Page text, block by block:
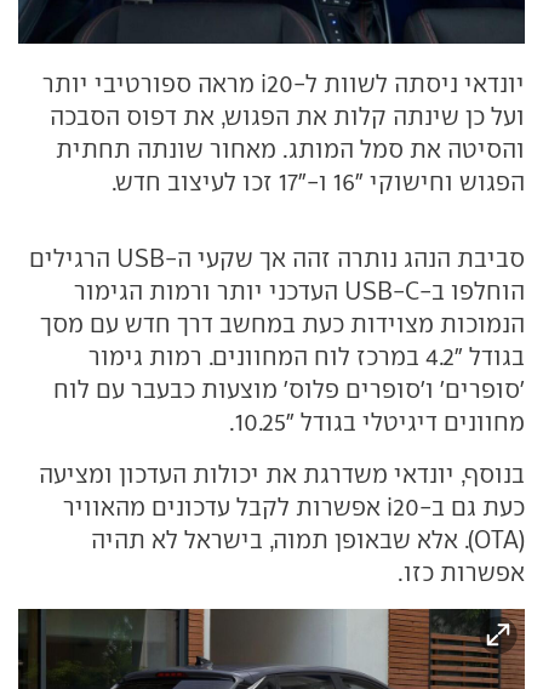
יונדאי ניסתה לשוות ל-i20 מראה ספורטיבי יותר
ועל כן שינתה קלות את הפגוש, את דפוס הסבכה
והסיטה את סמל המותג. מאחור שונתה תחתית
הפגוש וחישוקי "16 ו-"17 זכו לעיצוב חדש.
סביבת הנהג נותרה זהה אך שקעי ה-USB הרגילים
הוחלפו ב-USB-C העדכני יותר ורמות הגימור
הנמוכות מצוידות כעת במחשב דרך חדש עם מסך
בגודל "4.2 במרכז לוח המחוונים. רמות גימור
'סופרים' ו'סופרים פלוס' מוצעות כבעבר עם לוח
מחוונים דיגיטלי בגודל "10.25.
בנוסף, יונדאי משדרגת את יכולות העדכון ומציעה
כעת גם ב-i20 אפשרות לקבל עדכונים מהאוויר
(OTA). אלא שבאופן תמוה, בישראל לא תהיה
אפשרות כזו.